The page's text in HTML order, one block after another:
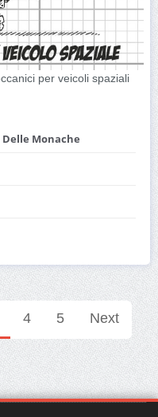
per veicoli spaziali
Monache
4 5 Next